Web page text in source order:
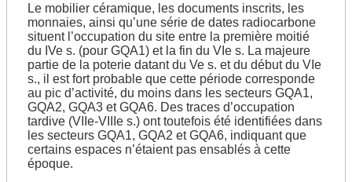
Le mobilier céramique, les documents inscrits, les
monnaies, ainsi qu’une série de dates radiocarbone
situent l’occupation du site entre la première moitié
du IVe s. (pour GQA1) et la fin du VIe s. La majeure
partie de la poterie datant du Ve s. et du début du VIe
s., il est fort probable que cette période corresponde
au pic d’activité, du moins dans les secteurs GQA1,
GQA2, GQA3 et GQA6. Des traces d’occupation
tardive (VIIe-VIIIe s.) ont toutefois été identifiées dans
les secteurs GQA1, GQA2 et GQA6, indiquant que
certains espaces n’étaient pas ensablés à cette
époque.